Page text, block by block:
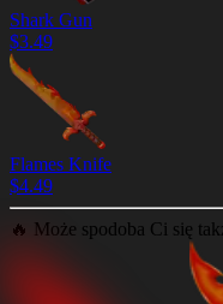
Shark Gun
$3.49
Flames Knife
$4.49
🔥 Może spodoba Ci się